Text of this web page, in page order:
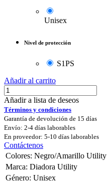
Unisex
Nivel de protección
S1PS
Añadir al carrito
Añadir a lista de deseos
Términos y condiciones
Garantía de devolución de 15 días
Envío: 2-4 días laborables
En proveedor: 5-10 días laborables
Contáctenos
Colores: Negro/Amarillo Utility
Marca: Diadora Utility
Género: Unisex